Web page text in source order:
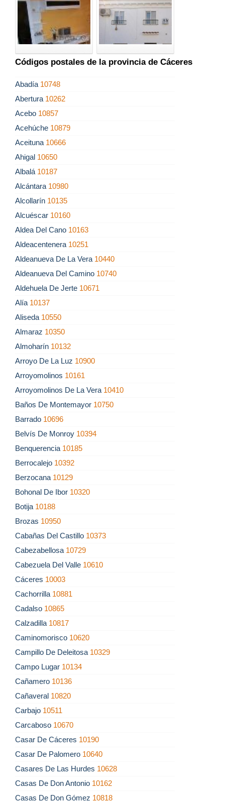
Códigos postales de la provincia de Cáceres
Abadía 10748
Abertura 10262
Acebo 10857
Acehúche 10879
Aceituna 10666
Ahigal 10650
Albalá 10187
Alcántara 10980
Alcollarín 10135
Alcuéscar 10160
Aldea Del Cano 10163
Aldeacentenera 10251
Aldeanueva De La Vera 10440
Aldeanueva Del Camino 10740
Aldehuela De Jerte 10671
Alía 10137
Aliseda 10550
Almaraz 10350
Almoharín 10132
Arroyo De La Luz 10900
Arroyomolinos 10161
Arroyomolinos De La Vera 10410
Baños De Montemayor 10750
Barrado 10696
Belvís De Monroy 10394
Benquerencia 10185
Berrocalejo 10392
Berzocana 10129
Bohonal De Ibor 10320
Botija 10188
Brozas 10950
Cabañas Del Castillo 10373
Cabezabellosa 10729
Cabezuela Del Valle 10610
Cáceres 10003
Cachorrilla 10881
Cadalso 10865
Calzadilla 10817
Caminomorisco 10620
Campillo De Deleitosa 10329
Campo Lugar 10134
Cañamero 10136
Cañaveral 10820
Carbajo 10511
Carcaboso 10670
Casar De Cáceres 10190
Casar De Palomero 10640
Casares De Las Hurdes 10628
Casas De Don Antonio 10162
Casas De Don Gómez 10818